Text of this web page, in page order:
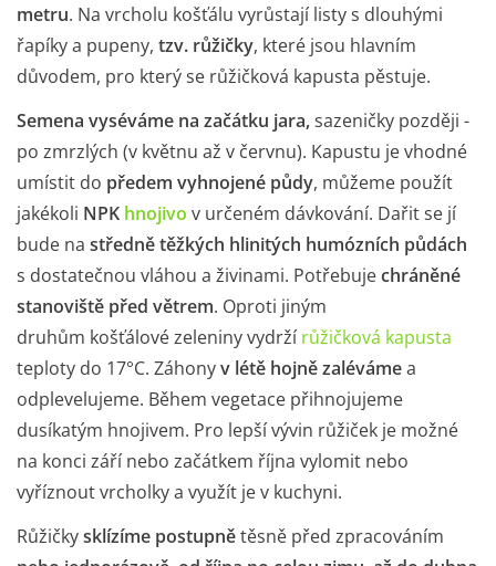
metru. Na vrcholu košťálu vyrůstají listy s dlouhými
řapíky a pupeny, tzv. růžičky, které jsou hlavním
důvodem, pro který se růžičková kapusta pěstuje.
Semena vyséváme na začátku jara,sazeničky později ­
po zmrzlých (v květnu až v červnu). Kapustu je vhodné
umístit do předem vyhnojené půdy, můžeme použít
jakékoli NPK hnojivo v určeném dávkování. Dařit se jí
bude na středně těžkých hlinitých humózních půdách
s dostatečnou vláhou a živinami. Potřebujechráněné
stanoviště před větrem. Oproti jiným
druhům košťálové zeleniny vydrží růžičková kapusta
teploty do ­17°C. Záhonyv létě hojně zalévámea
odplevelujeme. Během vegetace přihnojujeme
dusíkatým hnojivem. Pro lepší vývin růžiček je možné
na konci září nebo začátkem října vylomit nebo
vyříznout vrcholky a využít je v kuchyni.
Růžičkysklízíme postupnětěsně před zpracováním